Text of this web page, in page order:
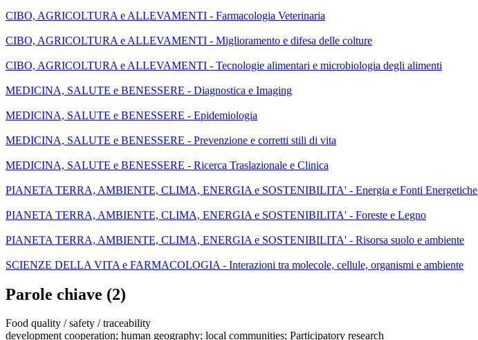
CIBO, AGRICOLTURA e ALLEVAMENTI - Farmacologia Veterinaria
CIBO, AGRICOLTURA e ALLEVAMENTI - Miglioramento e difesa delle colture
CIBO, AGRICOLTURA e ALLEVAMENTI - Tecnologie alimentari e microbiologia degli alimenti
MEDICINA, SALUTE e BENESSERE - Diagnostica e Imaging
MEDICINA, SALUTE e BENESSERE - Epidemiologia
MEDICINA, SALUTE e BENESSERE - Prevenzione e corretti stili di vita
MEDICINA, SALUTE e BENESSERE - Ricerca Traslazionale e Clinica
PIANETA TERRA, AMBIENTE, CLIMA, ENERGIA e SOSTENIBILITA' - Energia e Fonti Energetiche
PIANETA TERRA, AMBIENTE, CLIMA, ENERGIA e SOSTENIBILITA' - Foreste e Legno
PIANETA TERRA, AMBIENTE, CLIMA, ENERGIA e SOSTENIBILITA' - Risorsa suolo e ambiente
SCIENZE DELLA VITA e FARMACOLOGIA - Interazioni tra molecole, cellule, organismi e ambiente
Parole chiave (2)
Food quality / safety / traceability
development cooperation; human geography; local communities; Participatory research